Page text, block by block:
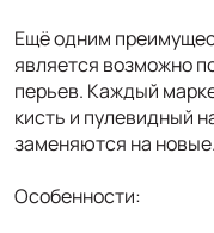
Ещё одним
является возможно
перьев. Каждый
кисть и пулевидный
заменяются на новые.
Особенности: